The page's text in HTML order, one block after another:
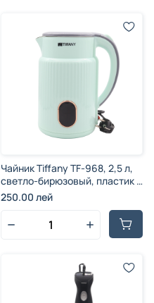
Чайник Tiffany TF-968, 2,5 л,
светло-бирюзовый, пластик и
нержавеющая сталь, 220 В,
1500 Вт.
250.00 лей